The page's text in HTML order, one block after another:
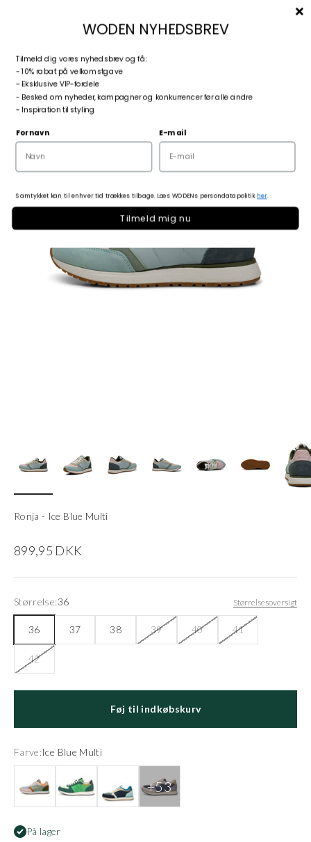
Log ind
Kurv
Zoom
Ronja - Ice Blue Multi
Salgspris
899,95 DKK
Størrelse:36 Størrelsesoversigt
36 37 38 39 40 41
42
Føj til indkøbskurv
Farve:Ice Blue Multi
På lager
WODEN NYHEDSBREV
Tilmeld dig vores nyhedsbrev og få:
- 10% rabat på velkomstgave
- Eksklusive VIP-fordele
- Besked om nyheder, kampagner og konkurrencer før alle andre
- Inspiration til styling
Fornavn E-mail
Samtykket kan til enhver tid trækkes tilbage. Læs WODENs persondatapolitikher.
Tilmeld mig nu